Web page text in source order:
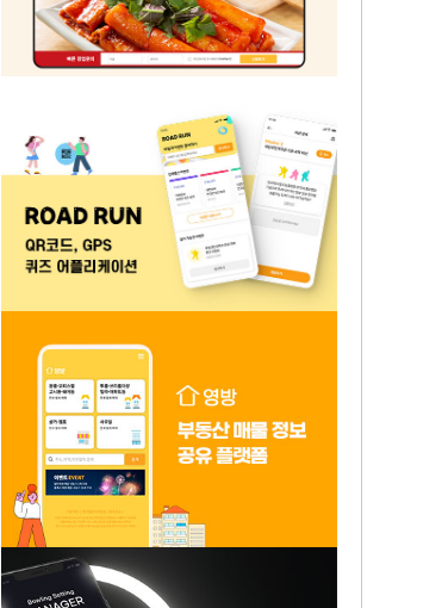
식품 및 요식업 반응형 홈페이지 (함바까
보까 사업 결과물)
QR코드, GPS를 이용한 퀴즈 어플리케이
션